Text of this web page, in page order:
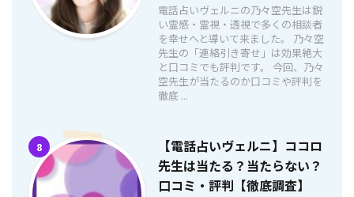
電話占いヴェルニの乃々空先生は鋭
い霊感・霊視・透視で多くの相談者
を幸せへと導いて来ました。 乃々空
先生の「連絡引き寄せ」は効果絶大
と口コミでも評判です。 今回、乃々
空先生が当たるのか口コミや評判を
徹底 ...
8
【電話占いヴェルニ】ココロ
先生は当たる？当たらない？
口コミ・評判【徹底調査】